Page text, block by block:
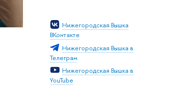
Нижегородская Вышка
ВКонтакте
Нижегородская Вышка в
Телеграм
Нижегородская Вышка в
YouTube